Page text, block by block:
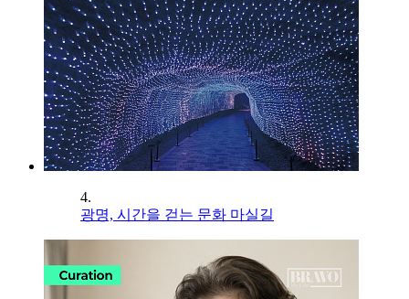
4.
광명, 시간을 걷는 문화 마실길